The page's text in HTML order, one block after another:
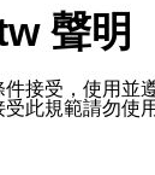
傳送重要訊息
息以對您有效
設定中，同意
LINE 官方帳號
作如下：
聲明
接受，使用並
此規範請勿使